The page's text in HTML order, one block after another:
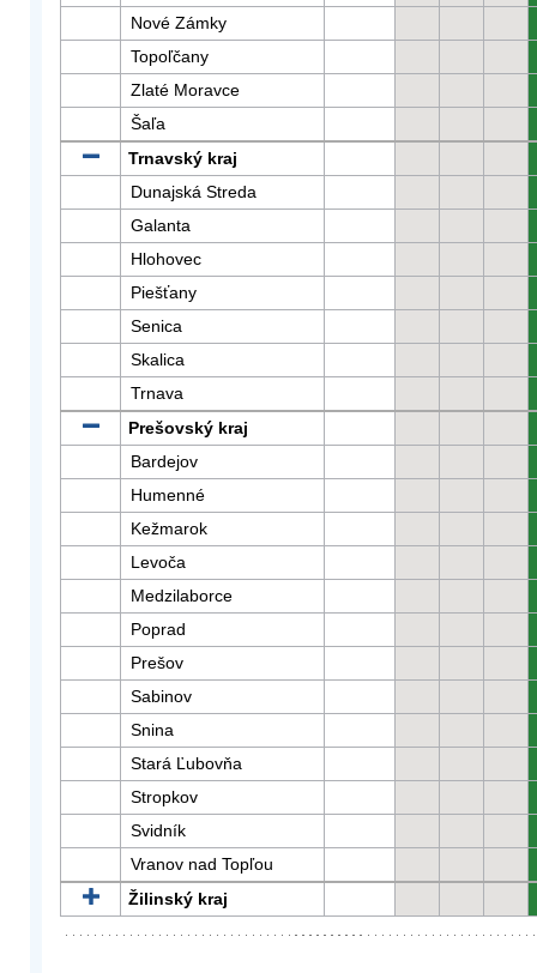
Nové Zámky
Topoľčany
Zlaté Moravce
Šaľa
Trnavský kraj
Dunajská Streda
Galanta
Hlohovec
Piešťany
Senica
Skalica
Trnava
Prešovský kraj
Bardejov
Humenné
Kežmarok
Levoča
Medzilaborce
Poprad
Prešov
Sabinov
Snina
Stará Ľubovňa
Stropkov
Svidník
Vranov nad Topľou
Žilinský kraj